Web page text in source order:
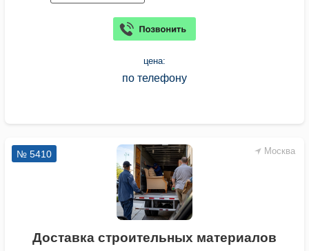
цена:
по телефону
Москва
№ 5410
Доставка строительных материалов